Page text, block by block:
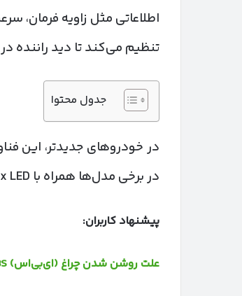
اطلاعاتی مثل زاویه فرمان،
تنظیم می‌کند تا دید راننده
جدول محتوا
در برخی مدل‌ها همراه با LED، Matrix LED و نوربالا/نورپایین هوشمند کار می‌کند.
پیشنهاد کاربران:
علت روشن شدن چراغ (ای‌بی‌اس) ABS